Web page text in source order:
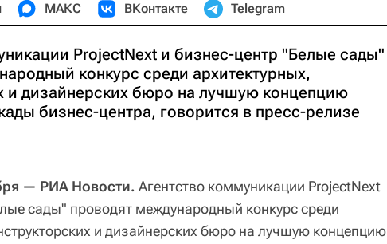
МАКС ВКонтакте Telegram
ProjectNext и бизнес-центр "Белые сады"
конкурс среди архитектурных,
и дизайнерских бюро на лучшую концепцию
бизнес-центра, говорится в пресс-релизе
— РИА Новости. Агентство коммуникации ProjectNext
сады" проводят международный конкурс среди
и дизайнерских бюро на лучшую концепцию